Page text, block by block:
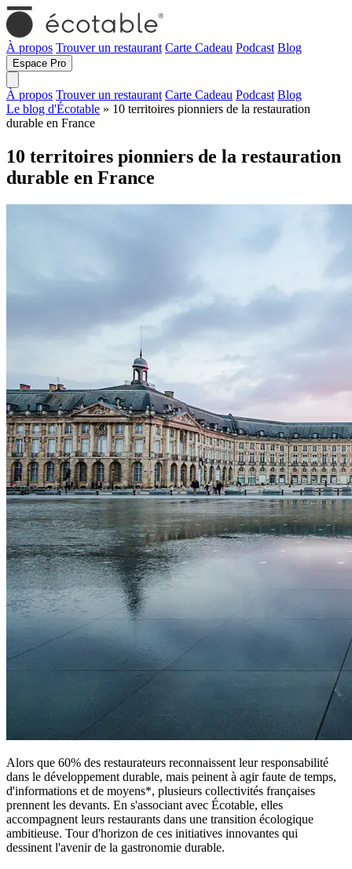
À propos Trouver un restaurant Carte Cadeau Podcast Blog
Espace Pro
À propos Trouver un restaurant Carte Cadeau Podcast Blog
Le blog d'Écotable » 10 territoires pionniers de la restauration
durable en France
10 territoires pionniers de la restauration
durable en France
Alors que 60% des restaurateurs reconnaissent leur responsabilité
dans le développement durable, mais peinent à agir faute de temps,
d'informations et de moyens*, plusieurs collectivités françaises
prennent les devants. En s'associant avec Écotable, elles
accompagnent leurs restaurants dans une transition écologique
ambitieuse. Tour d'horizon de ces initiatives innovantes qui
dessinent l'avenir de la gastronomie durable.